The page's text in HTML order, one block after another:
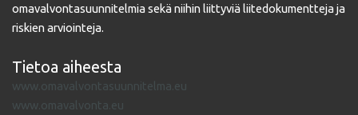
omavalvontasuunnitelmia sekä niihin liittyviä liitedokumentteja ja
riskien arviointeja.
Tietoa aiheesta
www.omavalvontasuunnitelma.eu
www.omavalvonta.eu